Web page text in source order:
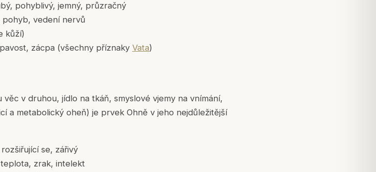
pohyblivý, jemný, průzračný
vedení nervů
kůží)
zácpa (všechny příznaky Vata)
v druhou, jídlo na tkáň, smyslové vjemy na vnímání,
a metabolický oheň) je prvek Ohně v jeho nejdůležitější
se, zářivý
zrak, intelekt